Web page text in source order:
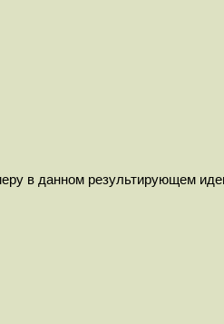
в данном результирующем